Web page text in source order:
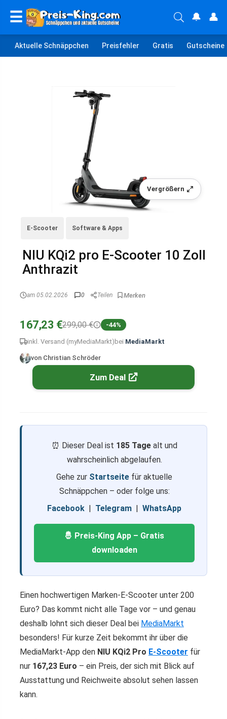
☰ 🔔 👤
Aktuelle Schnäppchen Preisfehler Gratis Gutscheine
Vergrößern
E-Scooter Software & Apps
NIU KQi2 pro E-Scooter 10 Zoll
Anthrazit
am 05.02.2026 0 Teilen
167,23 €299,00 € -44%
inkl. Versand (myMediaMarkt) bei MediaMarkt
von Christian Schröder
Zum Deal
⏰ Dieser Deal ist 185 Tagealt und
wahrscheinlich abgelaufen.
Gehe zur Startseite für aktuelle
Schnäppchen – oder folge uns:
Facebook | Telegram | WhatsApp
🤴 Preis-King App – Gratis
downloaden
Einen hochwertigen Marken-E-Scooter unter 200
Euro? Das kommt nicht alle Tage vor – und genau
deshalb lohnt sich dieser Deal bei MediaMarkt
besonders! Für kurze Zeit bekommt ihr über die
MediaMarkt-App den NIU KQi2 Pro E-Scooter für
nur 167,23 Euro – ein Preis, der sich mit Blick auf
Ausstattung und Reichweite absolut sehen lassen
kann.